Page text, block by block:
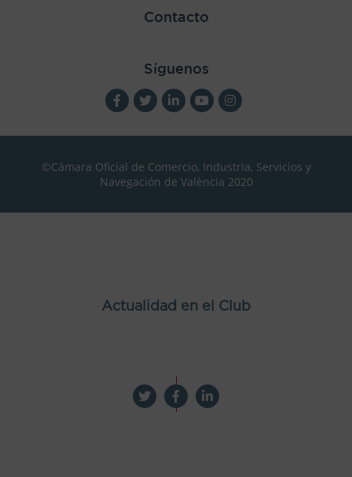
Contacto
Síguenos
©Cámara Oficial de Comercio, Industria, Servicios y
Navegación de València 2020
Actualidad en el Club